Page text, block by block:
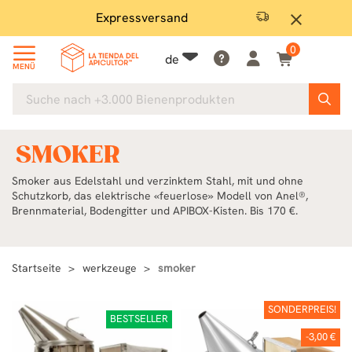
close
Expressversand
MENÜ de
0
SMOKER
Smoker aus Edelstahl und verzinktem Stahl, mit und ohne
Schutzkorb, das elektrische «feuerlose» Modell von Anel®,
Brennmaterial, Bodengitter und APIBOX-Kisten. Bis 170 €.
Startseite werkzeuge smoker
BESTSELLER
SONDERPREIS!
-3,00 €